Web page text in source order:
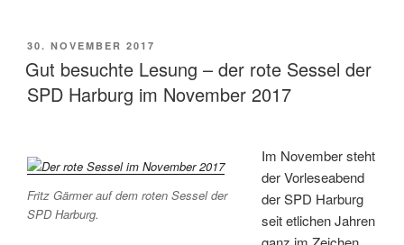
VERÖFFENTLICHT
AM
30. NOVEMBER 2017
Gut besuchte Lesung – der rote Sessel der
SPD Harburg im November 2017
Fritz Gärmer auf dem roten Sessel der
SPD Harburg.
Im November steht
der Vorleseabend
der SPD Harburg
seit etlichen Jahren